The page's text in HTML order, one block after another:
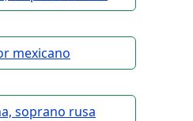
mexicano
soprano rusa